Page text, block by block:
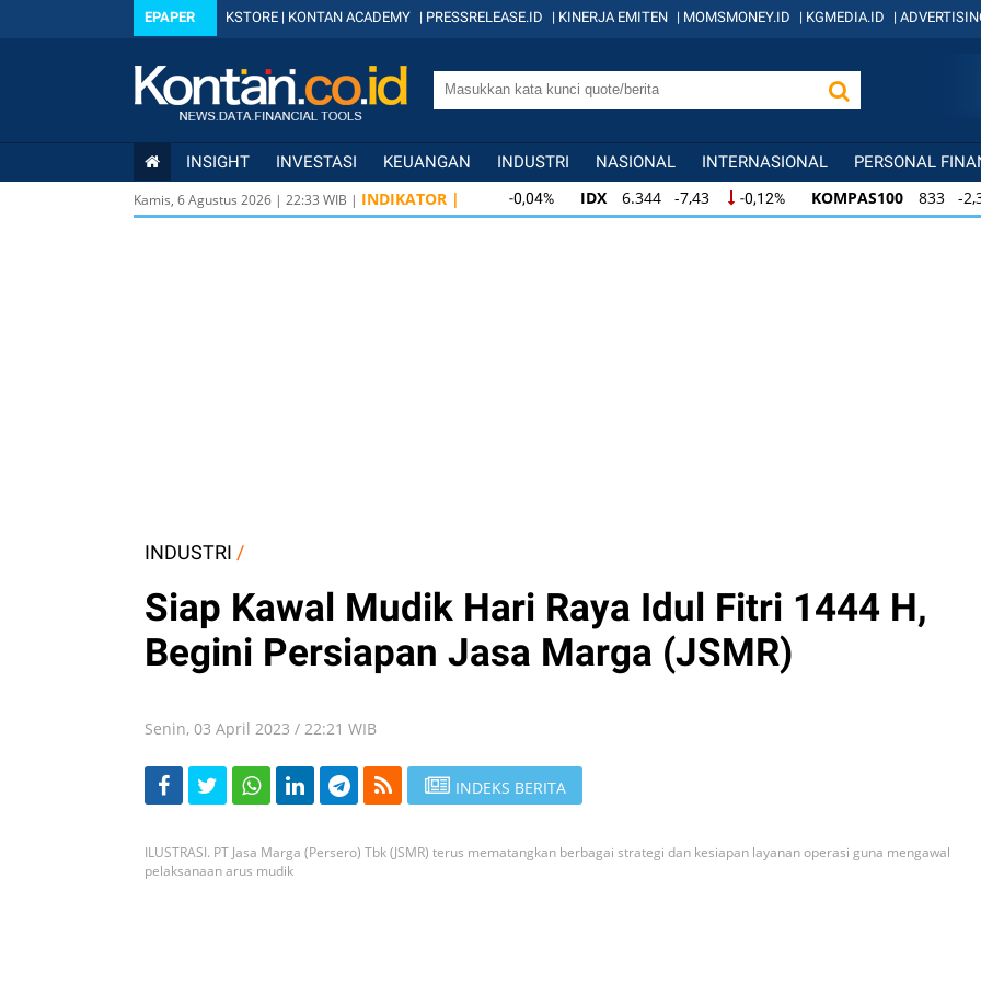
EPAPER KSTORE | KONTAN ACADEMY | PRESSRELEASE.ID | KINERJA EMITEN | MOMSMONEY.ID | KGMEDIA.ID |
INSIGHT INVESTASI KEUANGAN INDUSTRI NASIONAL INTERNASIONAL PERSONAL
Kamis, 6 Agustus 2026 | 22:33 WIB | INDIKATOR | IDX 6.344 -7,43 -0,12% KOMPAS100 833 -2,31 -
IDX 6.344 -7,43 -0,12% KOMPAS100 833 -2,31 -
INDUSTRI /
Siap Kawal Mudik Hari Raya Idul Fitri 1444 H,
Begini Persiapan Jasa Marga (JSMR)
Senin, 03 April 2023 / 22:21 WIB
INDEKS BERITA
ILUSTRASI. PT Jasa Marga (Persero) Tbk (JSMR) terus mematangkan berbagai strategi dan kesiapan layanan operasi guna mengawal
pelaksanaan arus mudik